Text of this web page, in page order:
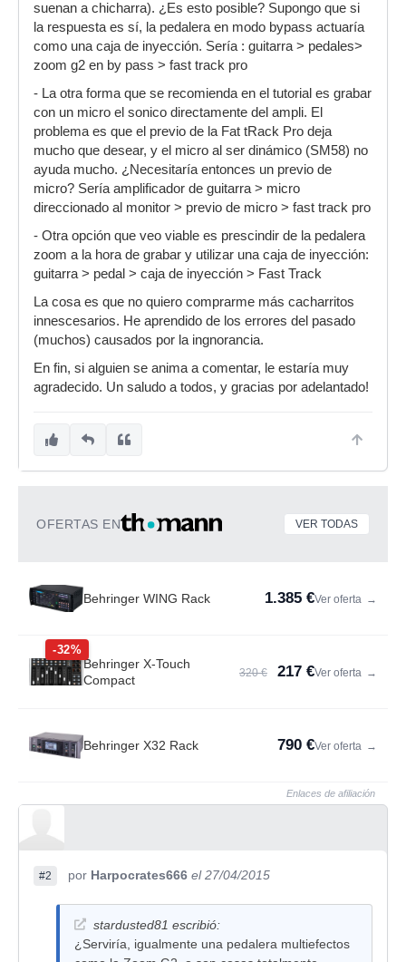
suenan a chicharra). ¿Es esto posible? Supongo que si
la respuesta es sí, la pedalera en modo bypass actuaría
como una caja de inyección. Sería : guitarra > pedales>
zoom g2 en by pass > fast track pro
- La otra forma que se recomienda en el tutorial es grabar
con un micro el sonico directamente del ampli. El
problema es que el previo de la Fat tRack Pro deja
mucho que desear, y el micro al ser dinámico (SM58) no
ayuda mucho. ¿Necesitaría entonces un previo de
micro? Sería amplificador de guitarra > micro
direccionado al monitor > previo de micro > fast track pro
- Otra opción que veo viable es prescindir de la pedalera
zoom a la hora de grabar y utilizar una caja de inyección:
guitarra > pedal > caja de inyección > Fast Track
La cosa es que no quiero comprarme más cacharritos
innescesarios. He aprendido de los errores del pasado
(muchos) causados por la ingnorancia.
En fin, si alguien se anima a comentar, le estaría muy
agradecido. Un saludo a todos, y gracias por adelantado!
OFERTAS EN VER TODAS
Behringer WING Rack 1.385 €Ver oferta →
-32%
Behringer X-Touch
Compact
320 € 217 €Ver oferta →
Behringer X32 Rack 790 €Ver oferta →
Enlaces de afiliación
#2 por Harpocrates666 el 27/04/2015
stardusted81 escribió:
¿Serviría, igualmente una pedalera multiefectos